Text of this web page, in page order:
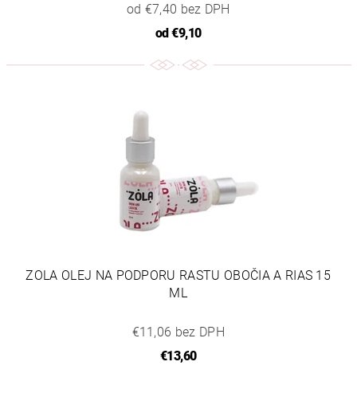
od €7,40 bez DPH
od€9,10
ZOLA OLEJ NA PODPORU RASTU OBOČIA A RIAS 15
ML
€11,06 bez DPH
€13,60